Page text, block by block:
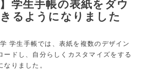
学生手帳の表紙をダウ
るようになりました
学生手帳では、表紙を複数のデザイン
ードし、自分らしくカスタマイズをする
なりました。